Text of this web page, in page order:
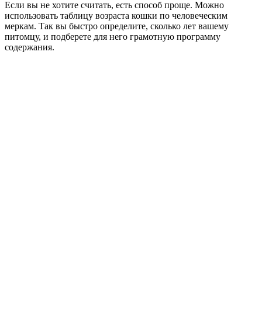
Если вы не хотите считать, есть способ проще. Можно
использовать таблицу возраста кошки по человеческим
меркам. Так вы быстро определите, сколько лет вашему
питомцу, и подберете для него грамотную программу
содержания.